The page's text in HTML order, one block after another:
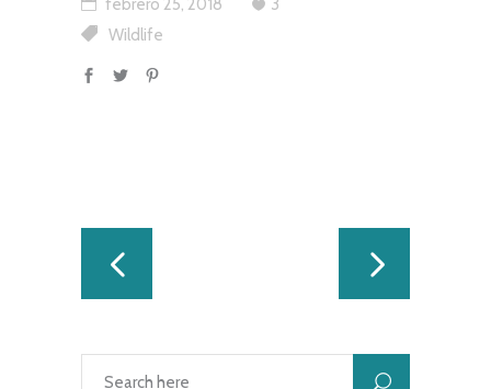
febrero 25, 2018
3
Wildlife